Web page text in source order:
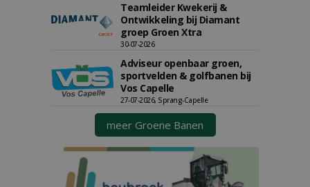
Teamleider Kwekerij &
Ontwikkeling bij Diamant
groep Groen Xtra
30-07-2026
Adviseur openbaar groen,
sportvelden & golfbanen bij
Vos Capelle
27-07-2026, Sprang-Capelle
meer Groene Banen